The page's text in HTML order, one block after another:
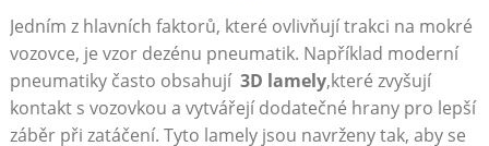
Jedním z hlavních⁢ faktorů, které ovlivňují trakci na mokré
vozovce, je vzor dezénu pneumatik. ⁤Například moderní
pneumatiky často obsahují ⁢ 3D ‍lamely,které zvyšují
kontakt ‍s vozovkou a vytvářejí dodatečné hrany pro ‍lepší
záběr při⁣ zatáčení. Tyto lamely jsou ⁣navrženy tak, aby se